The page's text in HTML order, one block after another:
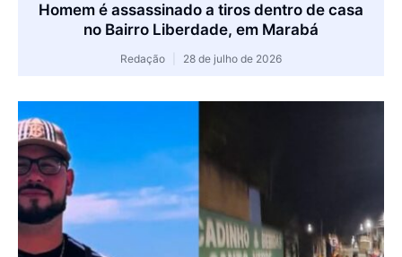
Homem é assassinado a tiros dentro de casa
no Bairro Liberdade, em Marabá
Redação 28 de julho de 2026